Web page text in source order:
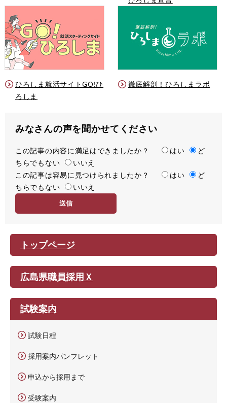
ひろしま就活サイトGO!ひ
ろしま
徹底解剖！ひろしまラボ
みなさんの声を聞かせてください
満
足
度
この記事の内容に満足はできましたか？ はい
ど
ちらでもない
いいえ
容
易
この記事は容易に見つけられましたか？ はい
ど
ちらでもない
いいえ
トップページ
広島県職員採用Ｘ
試験案内
試験日程
採用案内パンフレット
申込から採用まで
受験案内